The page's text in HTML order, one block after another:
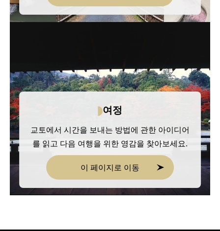
여정
교토에서 시간을 보내는 방법에 관한 아이디어
를 읽고 다음 여행을 위한 영감을 찾아보세요.
이 페이지로 이동